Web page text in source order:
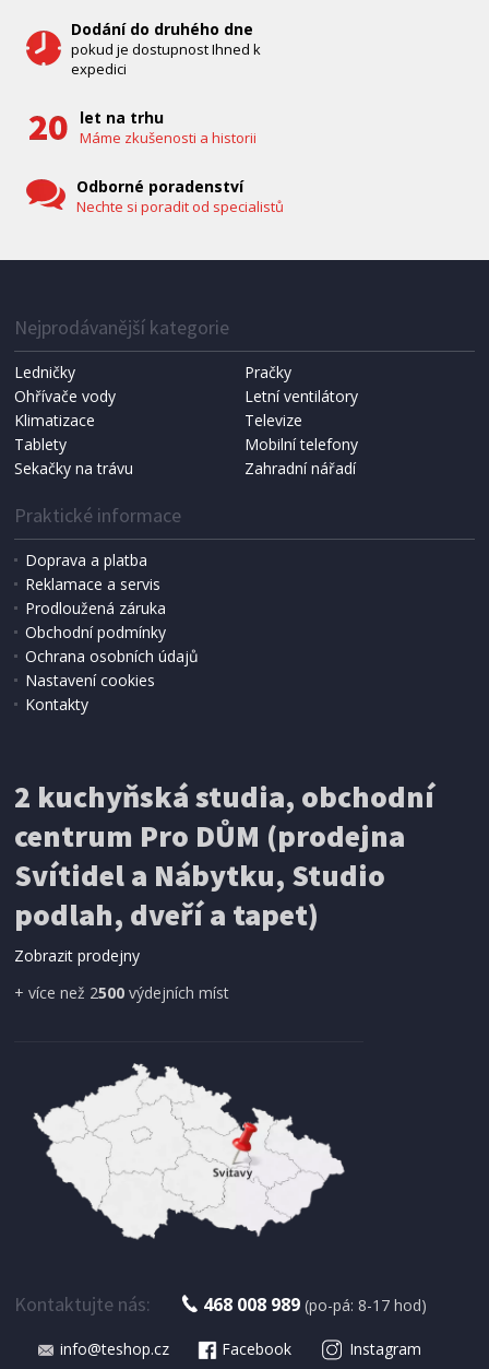
NÁHRADNÍ SÁČKY DO VYSAVAČE
Koma KRA-SB02S (Multi Bag, S-BAG SMS)
199 Kč Přidat do košíku
SÍŤ PROTI HMYZU
ProGarden KO-CY5910600 Síť proti hmyzu do
dveří magnetická 210 x 100 cm
179 Kč
Dodání do druhého dne
pokud je dostupnost Ihned k
expedici
let na trhu
Máme zkušenosti a historii
Odborné poradenství
Nechte si poradit od specialistů
Nejprodávanější kategorie
Ledničky
Pračky
Ohřívače vody
Letní ventilátory
Klimatizace
Televize
Tablety
Mobilní telefony
Sekačky na trávu
Zahradní nářadí
Praktické informace
Doprava a platba
Reklamace a servis
Prodloužená záruka
Obchodní podmínky
Ochrana osobních údajů
Nastavení cookies
Kontakty
2 kuchyňská studia, obchodní
centrum Pro DŮM (prodejna
Svítidel a Nábytku, Studio
podlah, dveří a tapet)
Zobrazit prodejny
+ více než 2500 výdejních míst
Kontaktujte nás: 468 008 989 (po-pá: 8-17 hod)
info@teshop.cz Facebook Instagram